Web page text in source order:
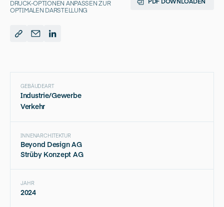
GEBÄUDEART
Industrie/Gewerbe
Verkehr
INNENARCHITEKTUR
Beyond Design AG
Strüby Konzept AG
JAHR
2024
DRUCK-OPTIONEN ANPASSEN ZUR
OPTIMALEN DARSTELLUNG